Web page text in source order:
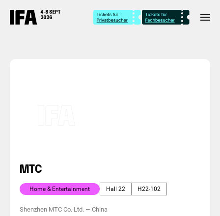
MTC
Home & Entertainment Hall 22 H22-102
Shenzhen MTC Co. Ltd. — China